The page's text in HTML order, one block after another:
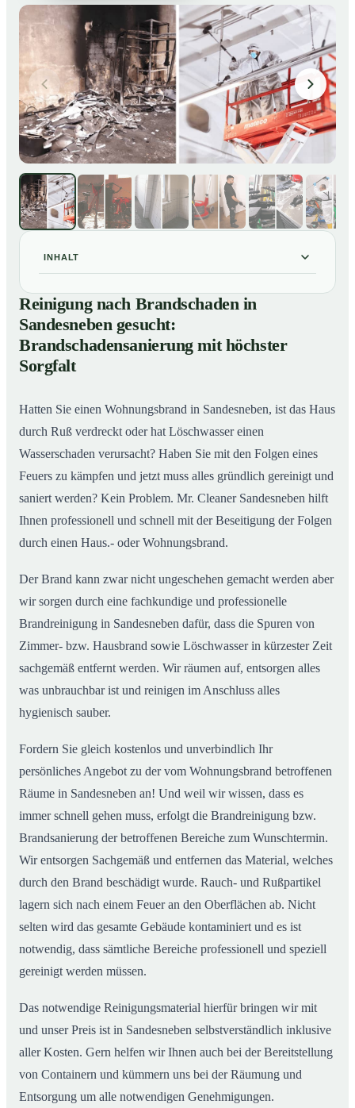
INHALT
01Reinigung nach Brandschaden in Sandesneben
gesucht: Brandschadensanierung mit höchster Sorgfalt
Brandreinigung in Sandesneben – Profis im Einsatz
Reinigung nach Brandschaden in
Sandesneben gesucht:
Brandschadensanierung mit höchster
Sorgfalt
Hatten Sie einen Wohnungsbrand in Sandesneben, ist das Haus
durch Ruß verdreckt oder hat Löschwasser einen
Wasserschaden verursacht? Haben Sie mit den Folgen eines
Feuers zu kämpfen und jetzt muss alles gründlich gereinigt und
saniert werden? Kein Problem. Mr. Cleaner Sandesneben hilft
Ihnen professionell und schnell mit der Beseitigung der Folgen
durch einen Haus.- oder Wohnungsbrand.
Der Brand kann zwar nicht ungeschehen gemacht werden aber
wir sorgen durch eine fachkundige und professionelle
Brandreinigung in Sandesneben dafür, dass die Spuren von
Zimmer- bzw. Hausbrand sowie Löschwasser in kürzester Zeit
sachgemäß entfernt werden. Wir räumen auf, entsorgen alles
was unbrauchbar ist und reinigen im Anschluss alles
hygienisch sauber.
Fordern Sie gleich kostenlos und unverbindlich Ihr
persönliches Angebot zu der vom Wohnungsbrand betroffenen
Räume in Sandesneben an! Und weil wir wissen, dass es
immer schnell gehen muss, erfolgt die Brandreinigung bzw.
Brandsanierung der betroffenen Bereiche zum Wunschtermin.
Wir entsorgen Sachgemäß und entfernen das Material, welches
durch den Brand beschädigt wurde. Rauch- und Rußpartikel
lagern sich nach einem Feuer an den Oberflächen ab. Nicht
selten wird das gesamte Gebäude kontaminiert und es ist
notwendig, dass sämtliche Bereiche professionell und speziell
gereinigt werden müssen.
Das notwendige Reinigungsmaterial hierfür bringen wir mit
und unser Preis ist in Sandesneben selbstverständlich inklusive
aller Kosten. Gern helfen wir Ihnen auch bei der Bereitstellung
von Containern und kümmern uns bei der Räumung und
Entsorgung um alle notwendigen Genehmigungen.